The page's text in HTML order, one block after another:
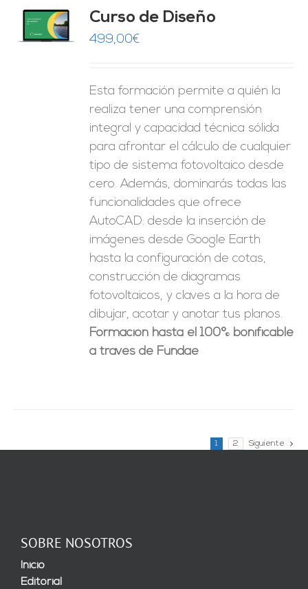
Curso de Diseño
499,00€
Esta formación permite a quién la
realiza tener una comprensión
integral y capacidad técnica sólida
para afrontar el cálculo de cualquier
tipo de sistema fotovoltaico desde
cero. Además, dominarás todas las
funcionalidades que ofrece
AutoCAD: desde la inserción de
imágenes desde Google Earth
hasta la configuración de cotas,
construcción de diagramas
fotovoltaicos, y claves a la hora de
dibujar, acotar y anotar tus planos.
Formación hasta el 100% bonificable
a través de Fundae
1 2 Siguiente
SOBRE NOSOTROS
Inicio
Editorial